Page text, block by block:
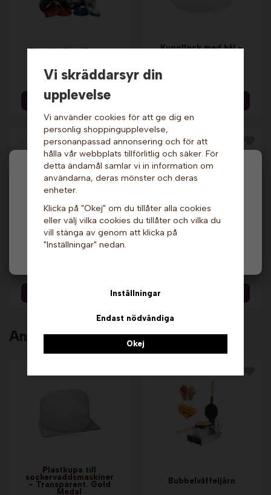
Hej och välkommen till Gottes!
moms) eller företag (exkl. moms) för hur våra priser
ska visas.
Privat
Blender NutriBoost.
1 469 kr
Info & Köp
Kupollock med hål -
Smoothie-to-go
Power. Champion
Papperssugrör -
Andra köpte även
Plastkupa till
sockervaddsmaskiner
- Transparent. Gold
Medal
Bubbelvåffeljärn
Vi skräddarsyr din
upplevelse
Vi använder cookies för att ge dig en
personlig shoppingupplevelse,
personanpassad annonsering och för att
hålla vår webbplats tillförlitlig och säker. För
detta ändamål samlar vi in information om
användarna, deras mönster och deras
enheter.
Klicka på "Okej" om du tillåter alla cookies
eller välj vilka cookies du tillåter och vilka du
vill stänga av genom att klicka på
"Inställningar" nedan.
Inställningar
Endast nödvändiga
Okej